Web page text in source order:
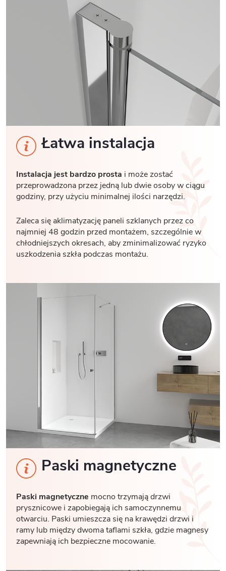
Łatwa instalacja
Instalacja jest bardzo prosta i może zostać
przeprowadzona przez jedną lub dwie osoby w ciągu
godziny, przy użyciu minimalnej ilości narzędzi.
Zaleca się aklimatyzację paneli szklanych przez co
najmniej 48 godzin przed montażem, szczególnie w
chłodniejszych okresach, aby zminimalizować ryzyko
uszkodzenia szkła podczas montażu.
Paski magnetyczne
Paski magnetyczne mocno trzymają drzwi
prysznicowe i zapobiegają ich samoczynnemu
otwarciu. Paski umieszcza się na krawędzi drzwi i
ramy lub między dwoma taflami szkła, gdzie magnesy
zapewniają ich bezpieczne mocowanie.